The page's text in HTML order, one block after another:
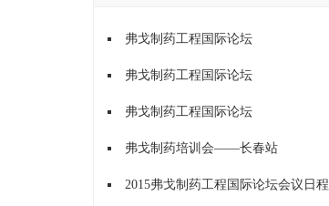
弗戈制药工程国际论坛
弗戈制药工程国际论坛
弗戈制药工程国际论坛
弗戈制药培训会——长春站
2015弗戈制药工程国际论坛会议日程